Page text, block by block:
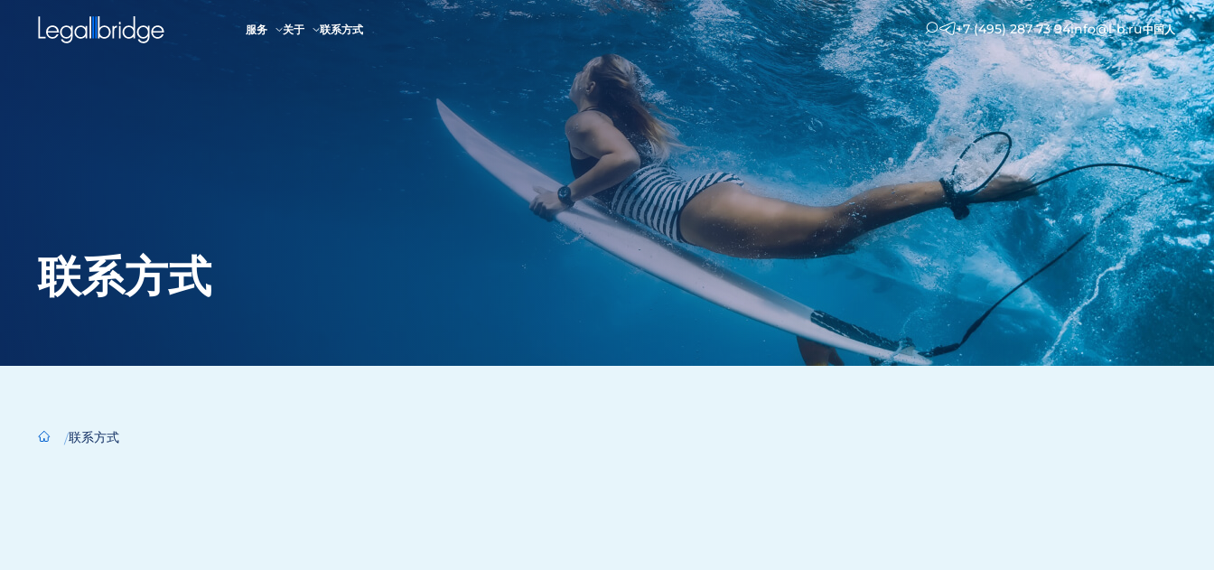
服务 关于 联系方式 +7 (495) 287 73 94info@l-b.ru中国人
联系方式
联系方式